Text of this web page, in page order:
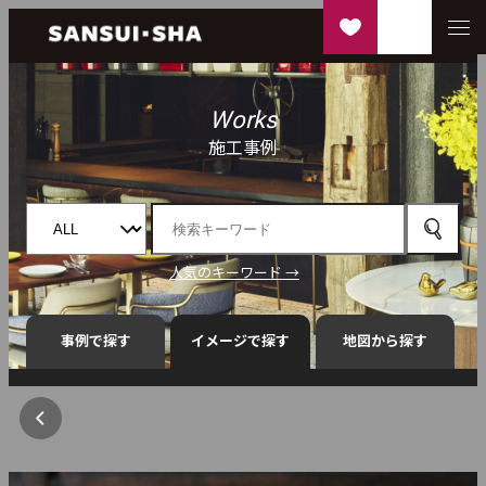
Works
施工事例
人気のキーワード →
事例で探す イメージで探す 地図から探す